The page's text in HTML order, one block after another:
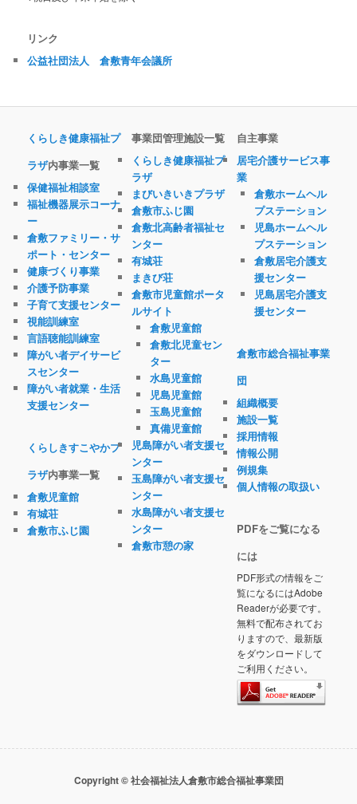
リンク
公益社団法人 倉敷青年会議所
くらしき健康福祉プ
ラザ内事業一覧
保健福祉相談室
福祉機器展示コーナ
ー
倉敷ファミリー・サ
ポート・センター
健康づくり事業
介護予防事業
子育て支援センター
視能訓練室
言語聴能訓練室
障がい者デイサービ
スセンター
障がい者就業・生活
支援センター
くらしきすこやかプ
ラザ内事業一覧
倉敷児童館
有城荘
倉敷市ふじ園
事業団管理施設一覧
くらしき健康福祉プ
ラザ
まびいきいきプラザ
倉敷市ふじ園
倉敷北高齢者福祉セ
ンター
有城荘
まきび荘
倉敷市児童館ポータ
ルサイト
倉敷児童館
倉敷北児童セン
ター
水島児童館
児島児童館
玉島児童館
真備児童館
児島障がい者支援セ
ンター
玉島障がい者支援セ
ンター
水島障がい者支援セ
ンター
倉敷市憩の家
自主事業
居宅介護サービス事
業
倉敷ホームヘル
プステーション
児島ホームヘル
プステーション
倉敷居宅介護支
援センター
児島居宅介護支
援センター
倉敷市総合福祉事業
団
組織概要
施設一覧
採用情報
情報公開
例規集
個人情報の取扱い
PDFをご覧になる
には
PDF形式の情報をご
覧になるにはAdobe
Readerが必要です。
無料で配布されてお
りますので、最新版
をダウンロードして
ご利用ください。
Copyright © 社会福祉法人倉敷市総合福祉事業団